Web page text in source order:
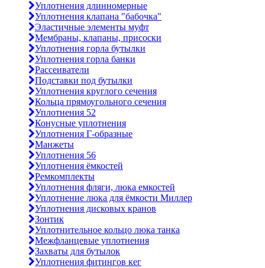
Уплотнения длинномерные
Уплотнения клапана "бабочка"
Эластичные элементы муфт
Мембраны, клапаны, присоски
Уплотнения горла бутылки
Уплотнения горла банки
Рассеиватели
Подставки под бутылки
Уплотнения круглого сечения
Кольца прямоугольного сечения
Уплотнения 52
Конусные уплотнения
Уплотнения Г-образные
Манжеты
Уплотнения 56
Уплотнения ёмкостей
Ремкомплекты
Уплотнения фляги, люка емкостей
Уплотнение люка для ёмкости Миллер
Уплотнения дисковых кранов
Зонтик
Уплотнительное кольцо люка танка
Межфланцевые уплотнения
Захваты для бутылок
Уплотнения фитингов кег